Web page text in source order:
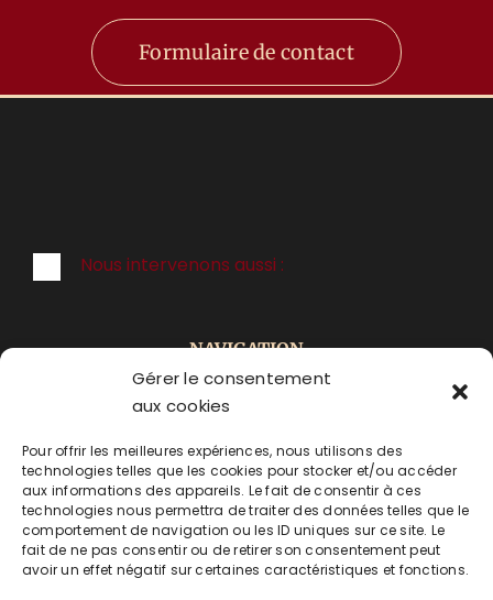
Gérer le consentement
aux cookies
Pour offrir les meilleures expériences, nous utilisons des
technologies telles que les cookies pour stocker et/ou accéder
aux informations des appareils. Le fait de consentir à ces
technologies nous permettra de traiter des données telles que le
comportement de navigation ou les ID uniques sur ce site. Le
fait de ne pas consentir ou de retirer son consentement peut
avoir un effet négatif sur certaines caractéristiques et fonctions.
Formulaire de contact
Nous intervenons aussi :
NAVIGATION
ACCUEIL
PRESTATIONS
ACTUALITÉS
CONTACT